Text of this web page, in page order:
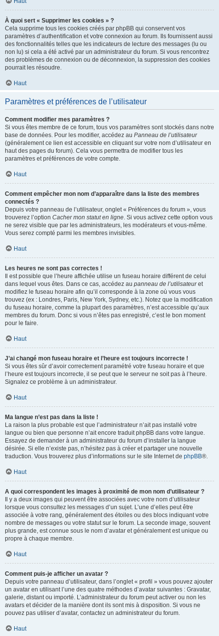
À quoi sert « Supprimer les cookies » ?
Cela supprime tous les cookies créés par phpBB qui conservent vos
paramètres d’authentification et votre connexion au forum. Ils fournissent aussi
des fonctionnalités telles que les indicateurs de lecture des messages (lu ou
non lu) si cela a été activé par un administrateur du forum. Si vous rencontrez
des problèmes de connexion ou de déconnexion, la suppression des cookies
pourrait les résoudre.
Haut
Paramètres et préférences de l’utilisateur
Comment modifier mes paramètres ?
Si vous êtes membre de ce forum, tous vos paramètres sont stockés dans notre
base de données. Pour les modifier, accédez au Panneau de l’utilisateur
(généralement ce lien est accessible en cliquant sur votre nom d’utilisateur en
haut des pages du forum). Cela vous permettra de modifier tous les
paramètres et préférences de votre compte.
Haut
Comment empêcher mon nom d’apparaître dans la liste des membres
connectés ?
Depuis votre panneau de l’utilisateur, onglet « Préférences du forum », vous
trouverez l’option Cacher mon statut en ligne. Si vous activez cette option vous
ne serez visible que par les administrateurs, les modérateurs et vous-même.
Vous serez compté parmi les membres invisibles.
Haut
Les heures ne sont pas correctes !
Il est possible que l’heure affichée utilise un fuseau horaire différent de celui
dans lequel vous êtes. Dans ce cas, accédez au panneau de l’utilisateuret
modifiez le fuseau horaire afin qu’il corresponde à la zone où vous vous
trouvez (ex : Londres, Paris, New York, Sydney, etc.). Notez que la modification
du fuseau horaire, comme la plupart des paramètres, n’est accessible qu’aux
membres du forum. Donc si vous n’êtes pas enregistré, c’est le bon moment
pour le faire.
Haut
J’ai changé mon fuseau horaire et l’heure est toujours incorrecte !
Si vous êtes sûr d’avoir correctement paramétré votre fuseau horaire et que
l’heure est toujours incorrecte, il se peut que le serveur ne soit pas à l’heure.
Signalez ce problème à un administrateur.
Haut
Ma langue n’est pas dans la liste !
La raison la plus probable est que l’administrateur n’ait pas installé votre
langue ou bien que personne n’ait encore traduit phpBB dans votre langue.
Essayez de demander à un administrateur du forum d’installer la langue
désirée. Si elle n’existe pas, n’hésitez pas à créer et partager une nouvelle
traduction. Vous trouverez plus d’informations sur le site Internet de phpBB®.
Haut
A quoi correspondent les images à proximité de mon nom d’utilisateur ?
Il y a deux images qui peuvent être associées avec votre nom d’utilisateur
lorsque vous consultez les messages d’un sujet. L’une d’elles peut être
associée à votre rang, généralement des étoiles ou des blocs indiquant votre
nombre de messages ou votre statut sur le forum. La seconde image, souvent
plus grande, est connue sous le nom d’avatar et généralement est unique ou
propre à chaque membre.
Haut
Comment puis-je afficher un avatar ?
Depuis votre panneau d’utilisateur, dans l’onglet « profil » vous pouvez ajouter
un avatar en utilisant l’une des quatre méthodes d’avatar suivantes : Gravatar,
galerie, distant ou importé. L’administrateur du forum peut activer ou non les
avatars et décider de la manière dont ils sont mis à disposition. Si vous ne
pouvez pas utiliser d’avatar, contactez un administrateur du forum.
Haut